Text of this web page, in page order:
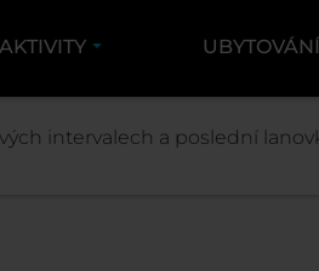
AKTIVITY UBYTOVÁNÍ
AKTIVITY ZIMNÍ AKTIVITY
intervalech a poslední